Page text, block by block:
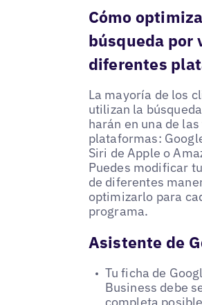
Cómo
búsqueda por
diferentes
La mayoría de los
utilizan la
harán en una de
plataformas:
Siri de Apple o
Puedes modificar
de diferentes
optimizarlo para
programa.
Asistente de
Tu ficha de
Business debe